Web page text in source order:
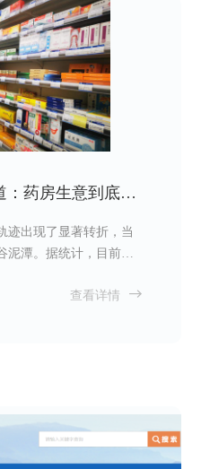
2025 年药店经营之道：药房生意到底应该怎么做？
迹出现了显著转折，当
泥潭。据统计，目前我
的人数尚不足两千人。
查看详情